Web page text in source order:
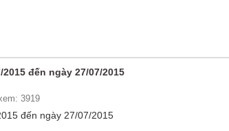
đến ngày 27/07/2015
3919
đến ngày 27/07/2015